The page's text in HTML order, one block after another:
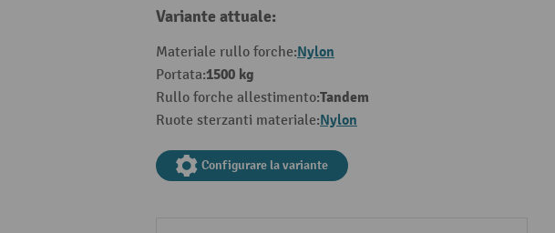
Variante attuale:
Materiale rullo forche:Nylon
Portata:1500 kg
Rullo forche allestimento:Tandem
Ruote sterzanti materiale:Nylon
Configurare la variante